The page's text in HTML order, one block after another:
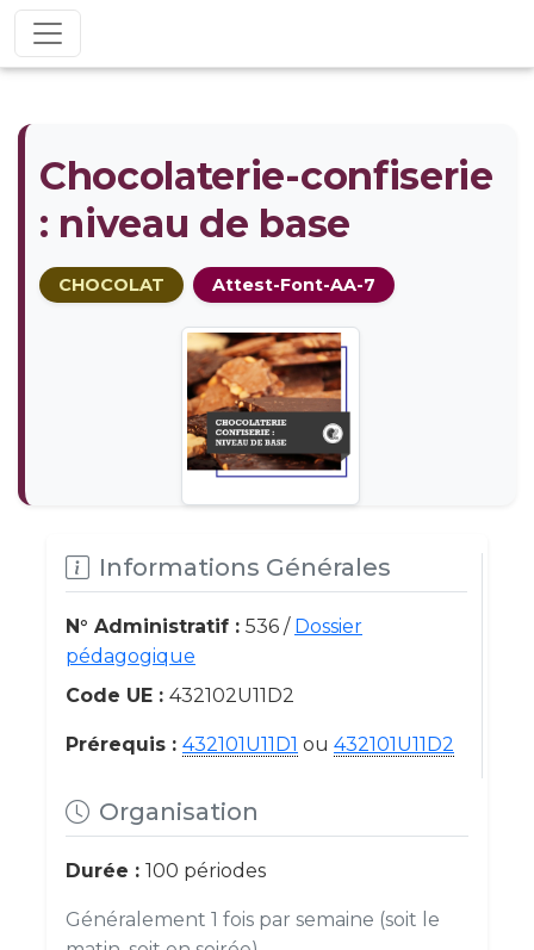
Chocolaterie-confiserie
: niveau de base
CHOCOLAT Attest-Font-AA-7
Informations Générales
N° Administratif : 536 / Dossier
pédagogique
Code UE : 432102U11D2
Prérequis : 432101U11D1 ou 432101U11D2
Organisation
Durée : 100 périodes
Généralement 1 fois par semaine (soit le